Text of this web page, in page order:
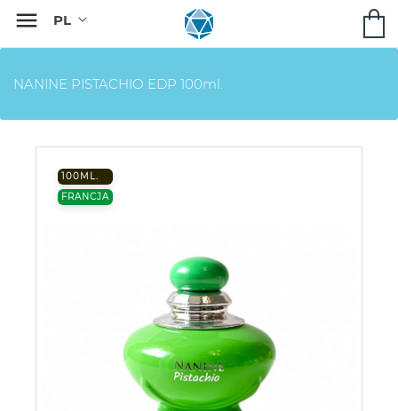

NANINE PISTACHIO EDP 100ml.
100ML.
FRANCJA